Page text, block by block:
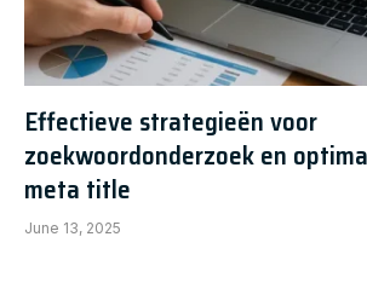
Effectieve strategieën voor
zoekwoordonderzoek en
meta title
June 13, 2025